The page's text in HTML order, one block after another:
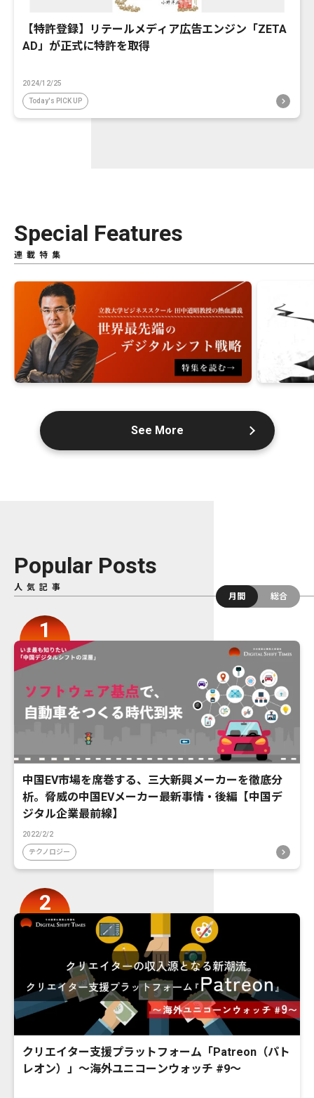
【特許登録】リテールメディア広告エンジン「ZETA
AD」が正式に特許を取得
2024/12/25
Today's PICK UP
Special Features
連載特集
See More
Popular Posts
人気記事
月間
総合
中国EV市場を席巻する、三大新興メーカーを徹底分
析。脅威の中国EVメーカー最新事情・後編【中国デ
ジタル企業最前線】
2022/2/2
テクノロジー
クリエイター支援プラットフォーム「Patreon（パト
レオン）」〜海外ユニコーンウォッチ #9〜